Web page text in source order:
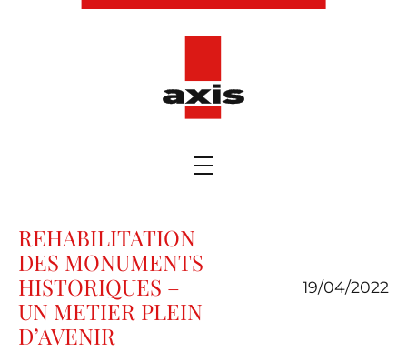
REHABILITATION
DES MONUMENTS
HISTORIQUES –
UN METIER PLEIN
D’AVENIR
19/04/2022